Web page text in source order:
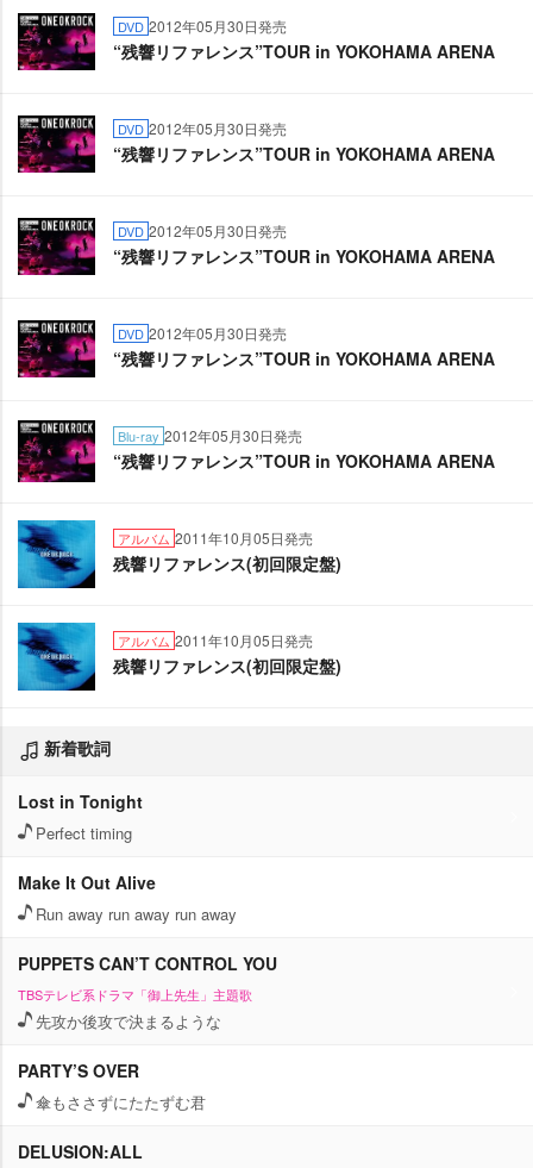
DVD 2012年05月30日発売
“残響リファレンス”TOUR in YOKOHAMA ARENA
DVD 2012年05月30日発売
“残響リファレンス”TOUR in YOKOHAMA ARENA
DVD 2012年05月30日発売
“残響リファレンス”TOUR in YOKOHAMA ARENA
DVD 2012年05月30日発売
“残響リファレンス”TOUR in YOKOHAMA ARENA
Blu-ray 2012年05月30日発売
“残響リファレンス”TOUR in YOKOHAMA ARENA
アルバム 2011年10月05日発売
残響リファレンス(初回限定盤)
アルバム 2011年10月05日発売
残響リファレンス(初回限定盤)
新着歌詞
Lost in Tonight
Perfect timing
Make It Out Alive
Run away run away run away
PUPPETS CAN’T CONTROL YOU
TBSテレビ系ドラマ「御上先生」主題歌
先攻か後攻で決まるような
PARTY’S OVER
傘もささずにたたずむ君
DELUSION:ALL